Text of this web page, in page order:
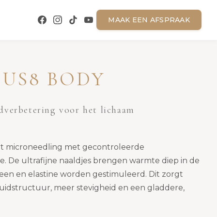
MAAK EEN AFSPRAAK
BODY
voor het lichaam
microneedling met gecontroleerde
De ultrafijne naaldjes brengen warmte diep in de
en elastine worden gestimuleerd. Dit zorgt
meer stevigheid en een gladdere,